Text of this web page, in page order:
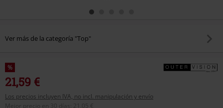
Ver más de la categoría "Top"
%
21,59 €
Los precios incluyen IVA, no incl. manipulación y envío
Mejor precio en 30 días
21,05 €